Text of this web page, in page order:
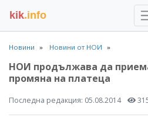
kik.info
Новини Новини от НОИ
НОИ продължава да
промяна на платеца
Последна редакция: 05.08.2014